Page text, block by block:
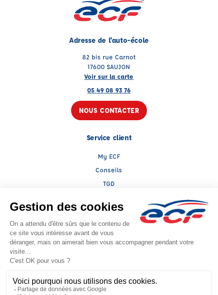
Adresse de l'auto-école
82 bis rue Carnot
17600 SAUJON
Voir sur la carte
05 49 08 93 76
NOUS CONTACTER
Service client
My ECF
Conseils
TGD
Le groupe ECF
Présentation
Trouver une agence
Actualités